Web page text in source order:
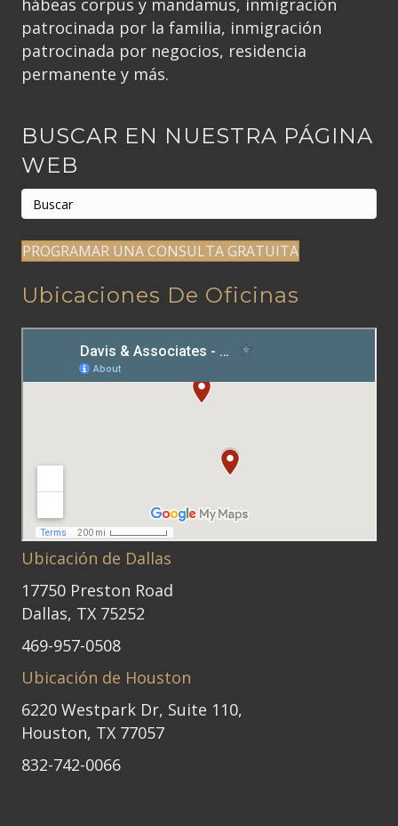
hábeas corpus y mandamus, inmigración
patrocinada por la familia, inmigración
patrocinada por negocios, residencia
permanente y más.
BUSCAR EN NUESTRA PÁGINA
WEB
PROGRAMAR UNA CONSULTA GRATUITA
Ubicaciones De Oficinas
Ubicación de Dallas
17750 Preston Road
Dallas, TX 75252
469-957-0508
Ubicación de Houston
6220 Westpark Dr, Suite 110,
Houston, TX 77057
832-742-0066